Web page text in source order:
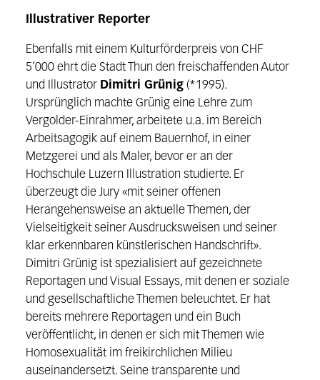
Illustrativer Reporter
Ebenfalls mit einem Kulturförderpreis von CHF
5’000 ehrt die Stadt Thun den freischaffenden Autor
und Illustrator Dimitri Grünig(*1995).
Ursprünglich machte Grünig eine Lehre zum
Vergolder-Einrahmer, arbeitete u.a. im Bereich
Arbeitsagogik auf einem Bauernhof, in einer
Metzgerei und als Maler, bevor er an der
Hochschule Luzern Illustration studierte. Er
überzeugt die Jury «mit seiner offenen
Herangehensweise an aktuelle Themen, der
Vielseitigkeit seiner Ausdrucksweisen und seiner
klar erkennbaren künstlerischen Handschrift».
Dimitri Grünig ist spezialisiert auf gezeichnete
Reportagen und Visual Essays, mit denen er soziale
und gesellschaftliche Themen beleuchtet. Er hat
bereits mehrere Reportagen und ein Buch
veröffentlicht, in denen er sich mit Themen wie
Homosexualität im freikirchlichen Milieu
auseinandersetzt. Seine transparente und